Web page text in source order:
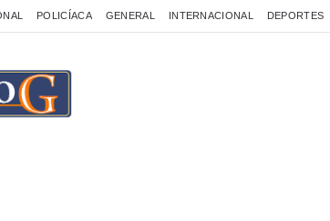
POLICÍACA GENERAL INTERNACIONAL DEPORTES